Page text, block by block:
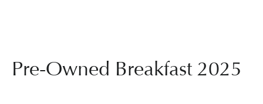
Pre-Owned Breakfast 2025